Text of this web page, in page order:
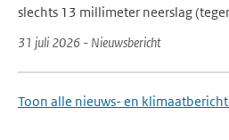
slechts 13 millimeter neerslag
31 juli 2026 - Nieuwsbericht
Toon alle nieuws- en